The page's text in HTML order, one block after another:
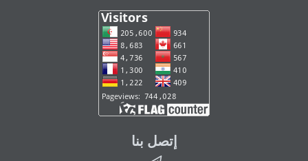
إتصل بنا